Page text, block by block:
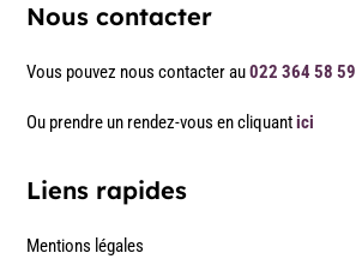
Nous contacter
Vous pouvez nous contacter au022 364 58 59
Ou prendre un rendez-vous en cliquantici
Liens rapides
Mentions légales